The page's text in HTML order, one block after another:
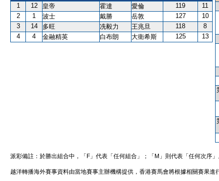
1 12 皇帝 霍達 愛倫 119
11
2
1 波士 戴勝 岳敦 127
10
3
14 多旺 冼毅力 王兆旦 118
8
4
4 金融精英 白布朗 大衛希斯 125 13
派彩備註：於勝出組合中，「F」代表「任何組合」；「M」則代表「任何次序
越洋轉播海外賽事資料由當地賽事主辦機構提供，香港賽馬會將根據相關賽果進